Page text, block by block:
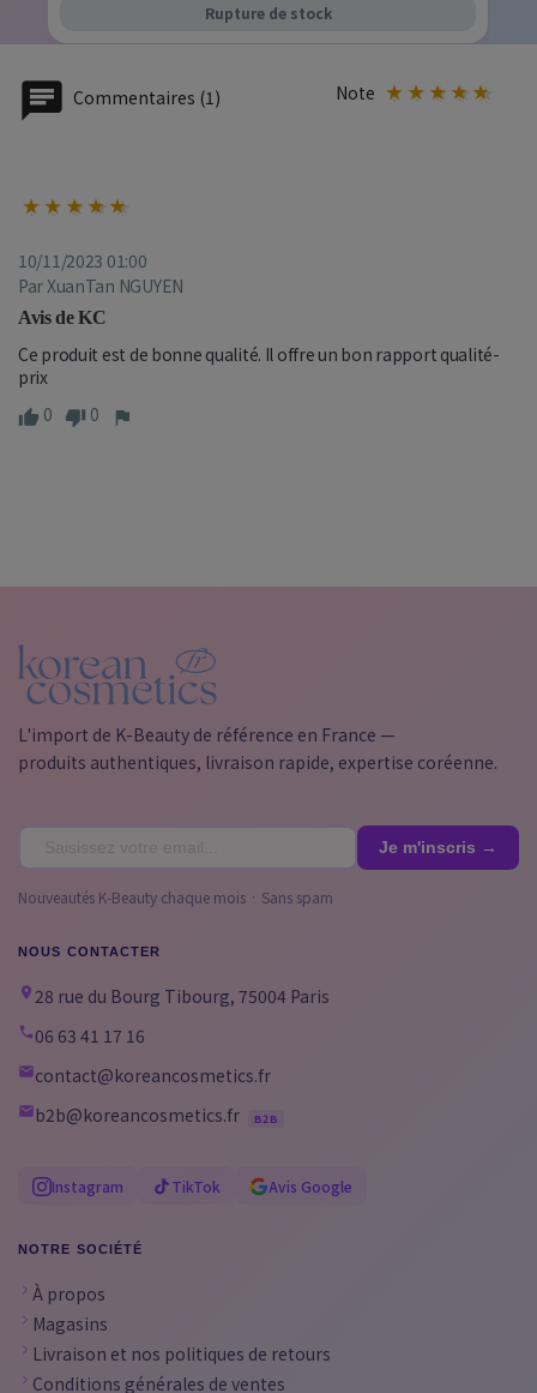
Rupture de stock
Commentaires (1) Note
10/11/2023 01:00
Par XuanTan NGUYEN
Avis de KC
Ce produit est de bonne qualité. Il offre un bon rapport qualité-
prix
0
0
L'import de K-Beauty de référence en France —
produits authentiques, livraison rapide, expertise coréenne.
Nouveautés K-Beauty chaque mois · Sans spam
NOUS CONTACTER
28 rue du Bourg Tibourg, 75004 Paris
06 63 41 17 16
contact@koreancosmetics.fr
b2b@koreancosmetics.fr
B2B
Instagram TikTok Avis Google
NOTRE SOCIÉTÉ
À propos
Magasins
Livraison et nos politiques de retours
Conditions générales de ventes